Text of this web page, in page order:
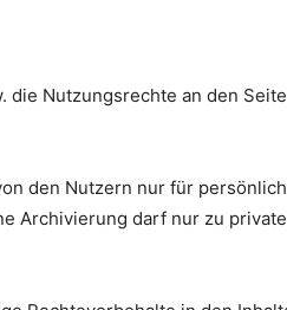
Nutzungsrechte an den
den Nutzern nur für
Archivierung darf nur zu